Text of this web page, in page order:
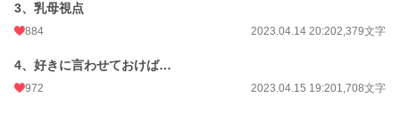
本当になんなの！？あなたに構っている時間なんてないんですけど！
※視点がちょくちょく変わります。
3、乳母視点
884 2023.04.14 20:202,379文字
4、好きに言わせておけば…
972 2023.04.15 19:201,708文字